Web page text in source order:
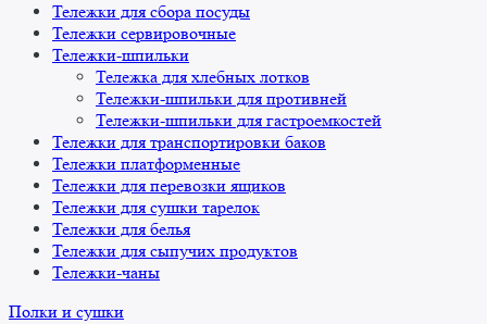
Тележки для сбора посуды
Тележки сервировочные
Тележки-шпильки
Тележка для хлебных лотков
Тележки-шпильки для противней
Тележки-шпильки для гастроемкостей
Тележки для транспортировки баков
Тележки платформенные
Тележки для перевозки ящиков
Тележки для сушки тарелок
Тележки для белья
Тележки для сыпучих продуктов
Тележки-чаны
Полки и сушки